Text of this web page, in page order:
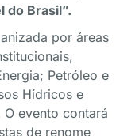
Brasil”.
por áreas
Petróleo e
Hídricos e
evento contará
de renome